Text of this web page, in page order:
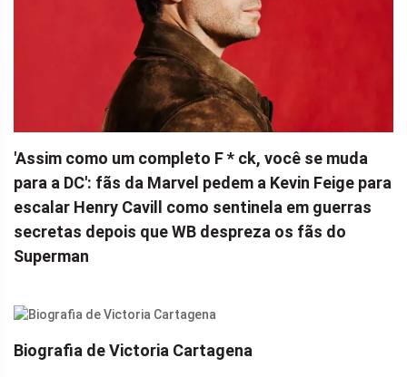
'Assim como um completo F * ck, você se muda
para a DC': fãs da Marvel pedem a Kevin Feige para
escalar Henry Cavill como sentinela em guerras
secretas depois que WB despreza os fãs do
Superman
Biografia de Victoria Cartagena